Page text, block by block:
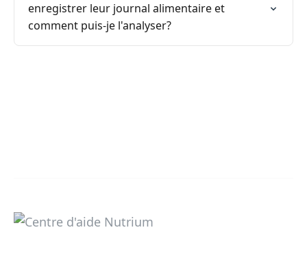
enregistrer leur journal alimentaire et
comment puis-je l'analyser?